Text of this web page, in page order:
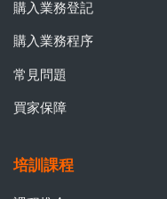
購入業務登記
購入業務程序
常見問題
買家保障
培訓課程